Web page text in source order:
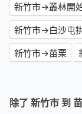
新竹市→叢林開
新竹市→白沙屯
新竹市→苗栗
除了 新竹市 到